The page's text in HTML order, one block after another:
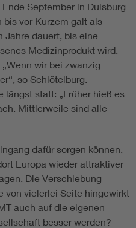
September in Duisburg
bis vor Kurzem galt als
Jahre dauert, bis eine
Medizinprodukt wird.
wir bei zwanzig
so Schlötelburg.
längst statt: „Früher hieß es
Mittlerweile sind alle
dafür sorgen können,
Europa wieder attraktiver
Die Verschiebung
von vielerlei Seite hingewirkt
auch auf die eigenen
besser werden?